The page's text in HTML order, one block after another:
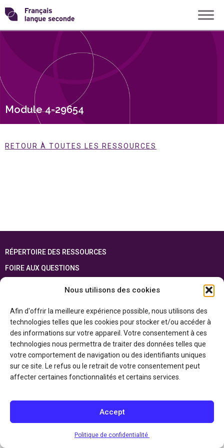
Nous utilisons des cookies
Afin d'offrir la meilleure expérience possible, nous utilisons des
technologies telles que les cookies pour stocker et/ou accéder à
des informations sur votre appareil. Votre consentement à ces
technologies nous permettra de traiter des données telles que
votre comportement de navigation ou des identifiants uniques
sur ce site. Le refus ou le retrait de votre consentement peut
affecter certaines fonctionnalités et certains services.
Accept
Politique de confidentialité
Skip
to
content
Transformons
langue
Module 4-29654
RETOUR À TOUTES LES RESSOURCES
RÉPERTOIRE DES RESSOURCES
FOIRE AUX QUESTIONS
Cette ressource est réalisée grâce au soutien financier du gouvernement de
l’Ontario et du gouvernement du Canada par l’entremise du ministère du
Patrimoine canadien
Politique de confidentialité